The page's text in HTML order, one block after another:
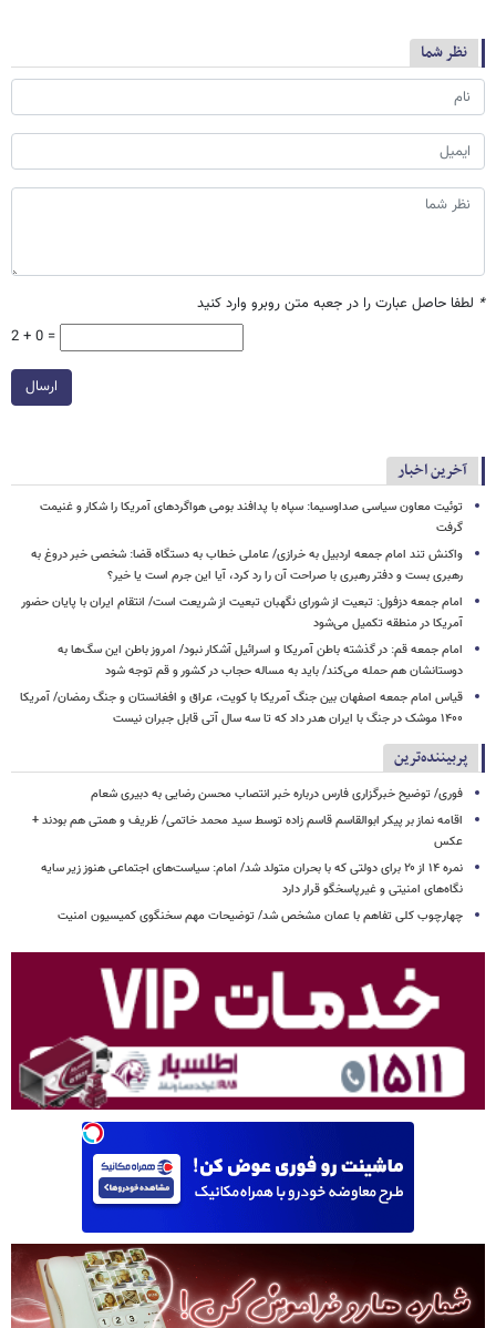
نظر شما
* لطفا حاصل عبارت را در جعبه متن روبرو وارد کنید
2 + 0 =
ارسال
آخرین اخبار
توئیت معاون سیاسی صداوسیما: سپاه با پدافند بومی هواگردهای آمریکا را شکار و غنیمت
گرفت
واکنش تند امام جمعه اردبیل به خرازی/ عاملی خطاب به دستگاه قضا: شخصی خبر دروغ به
رهبری بست و دفتر رهبری با صراحت آن را رد کرد، آیا این جرم است یا خیر؟
امام جمعه دزفول: تبعیت از شورای نگهبان تبعیت از شریعت است/ انتقام ایران با پایان حضور
آمریکا در منطقه تکمیل می‌شود
امام جمعه قم: در گذشته باطن آمریکا و اسرائیل آشکار نبود/ امروز باطن این سگ‌ها به
دوستانشان هم حمله می‌کند/ باید به مساله حجاب در کشور و قم توجه شود
قیاس امام جمعه اصفهان بین جنگ آمریکا با کویت، عراق و افغانستان و جنگ رمضان/ آمریکا
۱۴۰۰ موشک در جنگ با ایران هدر داد که تا سه سال آتی قابل جبران نیست
پربیننده‌ترین
فوری/ توضیح خبرگزاری فارس درباره خبر انتصاب محسن رضایی به دبیری شعام
اقامه نماز بر پیکر ابوالقاسم قاسم زاده توسط سید محمد خاتمی/ ظریف و همتی هم بودند +
عکس
نمره ۱۴ از ۲۰ برای دولتی که با بحران متولد شد/ امام: سیاست‌های اجتماعی هنوز زیر سایه
نگاه‌های امنیتی و غیرپاسخگو قرار دارد
چهارچوب کلی تفاهم با عمان مشخص شد/ توضیحات مهم سخنگوی کمیسیون امنیت